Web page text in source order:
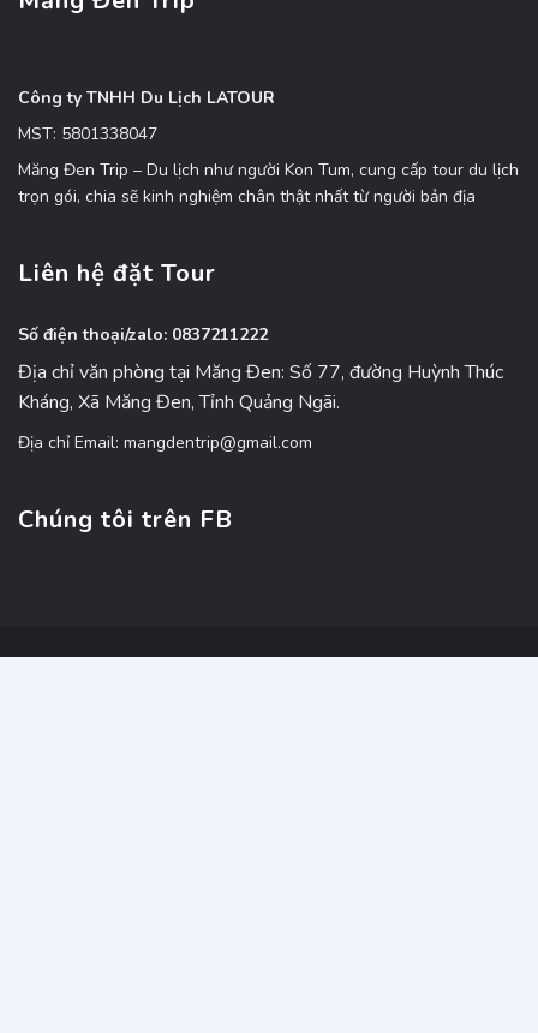
Công ty TNHH Du Lịch LATOUR
MST: 5801338047
Măng Đen Trip – Du lịch như người Kon Tum, cung cấp tour du lịch
trọn gói, chia sẽ kinh nghiệm chân thật nhất từ người bản địa
Liên hệ đặt Tour
Số điện thoại/zalo: 0837211222
Địa chỉ văn phòng tại Măng Đen: Số 77, đường Huỳnh Thúc
Kháng, Xã Măng Đen, Tỉnh Quảng Ngãi.
Địa chỉ Email: mangdentrip@gmail.com
Chúng tôi trên FB